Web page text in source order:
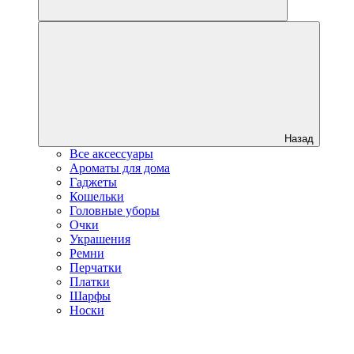
Назад
Все аксессуары
Ароматы для дома
Гаджеты
Кошельки
Головные уборы
Очки
Украшения
Ремни
Перчатки
Платки
Шарфы
Носки